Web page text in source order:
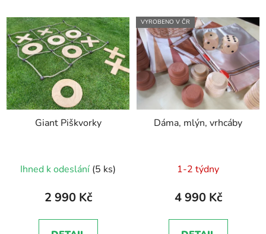
Giant Piškvorky
Ihned k odeslání (5 ks)
2 990 Kč
VYROBENO V ČR
Dáma, mlýn, vrhcáby
1-2 týdny
4 990 Kč